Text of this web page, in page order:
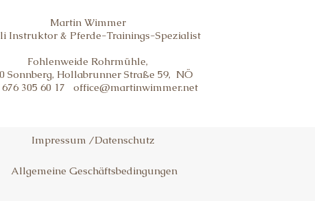
Martin Wimmer
Instruktor & Pferde-Trainings-Spezialist
Fohlenweide Rohrmühle,
Sonnberg, Hollabrunner Straße 59, NÖ
676 305 60 17 office@martinwimmer.net
Impressum /Datenschutz
Allgemeine Geschäftsbedingungen